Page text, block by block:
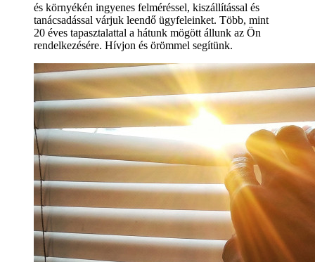
és környékén ingyenes felméréssel, kiszállítással és
tanácsadással várjuk leendő ügyfeleinket. Több, mint
20 éves tapasztalattal a hátunk mögött állunk az Ön
rendelkezésére. Hívjon és örömmel segítünk.